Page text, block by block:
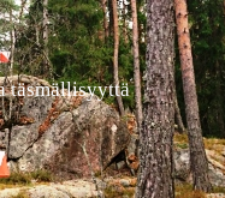
täsmällisyyttä